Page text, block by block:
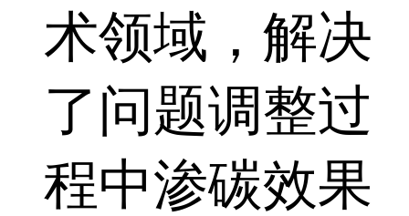
术领域，解决
了问题调整过
程中渗碳效果